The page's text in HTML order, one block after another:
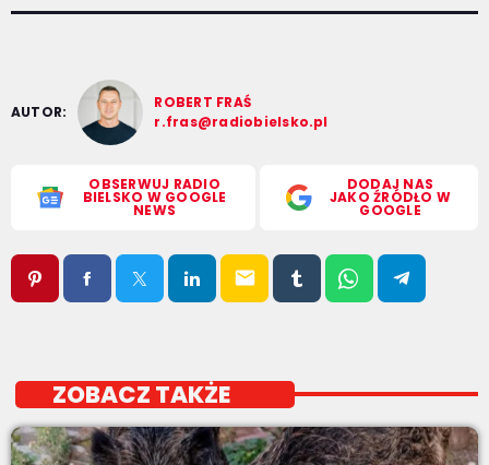
AUTOR:
ROBERT FRAŚ
r.fras@radiobielsko.pl
OBSERWUJ RADIO
BIELSKO W GOOGLE
NEWS
DODAJ NAS
JAKO ŹRÓDŁO W
GOOGLE
email
ZOBACZ TAKŻE